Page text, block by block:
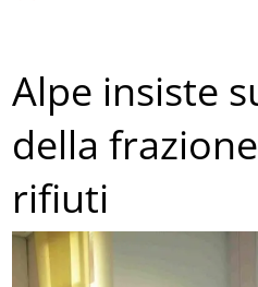
Alpe insiste
della
rifiuti